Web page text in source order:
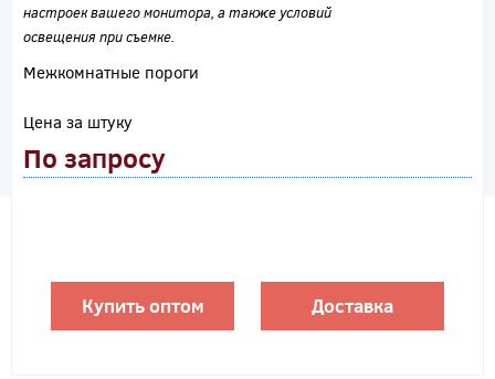
настроек вашего монитора, а также условий
освещения при съемке.
Межкомнатные пороги
Цена за штуку
По запросу
Купить оптом Доставка